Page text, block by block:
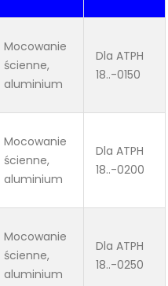
Mocowanie
ścienne,
aluminium
Dla ATPH
18..-0150
Mocowanie
ścienne,
aluminium
Dla ATPH
18..-0200
Mocowanie
ścienne,
aluminium
Dla ATPH
18..-0250